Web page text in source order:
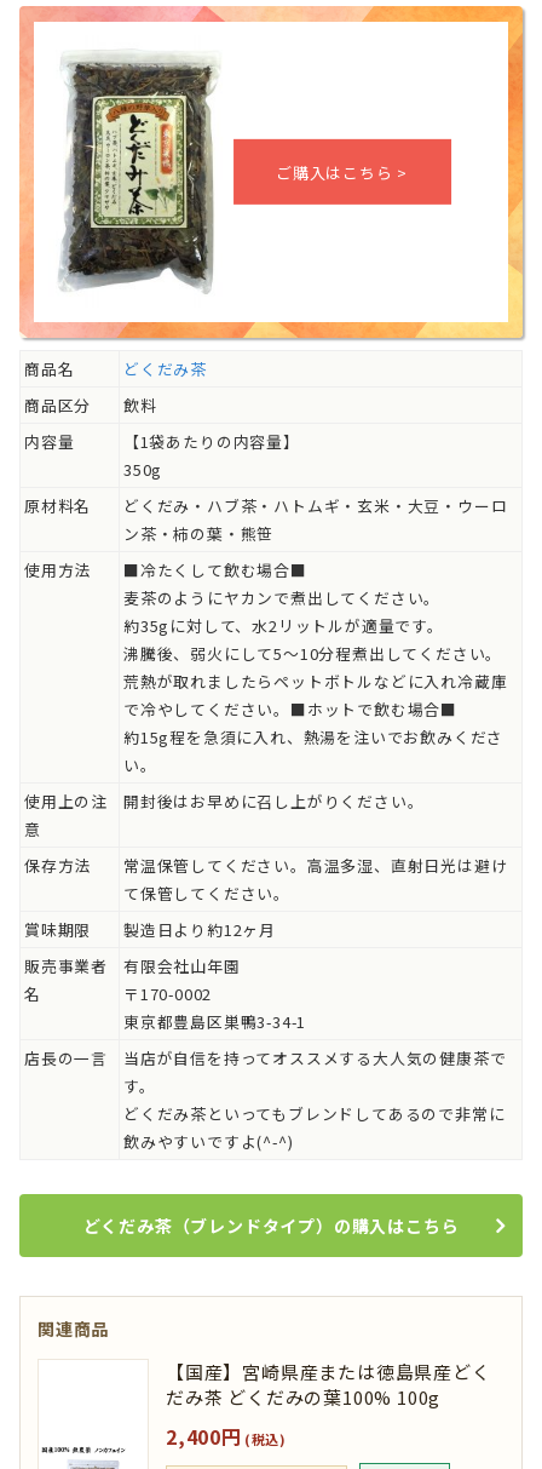
商品名
どくだみ茶
商品区分
飲料
内容量
【1袋あたりの内容量】
350g
原材料名
どくだみ・ハブ茶・ハトムギ・玄米・大豆・ウーロ
ン茶・柿の葉・熊笹
使用方法
■冷たくして飲む場合■
麦茶のようにヤカンで煮出してください。
約35gに対して、水2リットルが適量です。
沸騰後、弱火にして5～10分程煮出してください。
荒熱が取れましたらペットボトルなどに入れ冷蔵庫
で冷やしてください。■ホットで飲む場合■
約15g程を急須に入れ、熱湯を注いでお飲みくださ
い。
使用上の注
意
開封後はお早めに召し上がりください。
保存方法
常温保管してください。高温多湿、直射日光は避け
て保管してください。
賞味期限
製造日より約12ヶ月
販売事業者
名
有限会社山年園
〒170-0002
東京都豊島区巣鴨3-34-1
店長の一言
当店が自信を持ってオススメする大人気の健康茶で
す。
どくだみ茶といってもブレンドしてあるので非常に
飲みやすいですよ(^-^)
どくだみ茶（ブレンドタイプ）の購入はこちら
関連商品
【国産】宮崎県産または徳島県産どく
だみ茶 どくだみの葉100% 100g
2,400円 (税込)